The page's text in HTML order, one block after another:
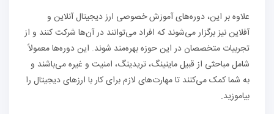
علاوه بر این، دوره‌های آموزش خصوصی ارز دیجیتال آنلاین و
آفلاین نیز برگزار می‌شوند که افراد می‌توانند در آن‌ها شرکت کنند و از
تجربیات متخصصان در این حوزه بهره‌مند شوند. این دوره‌ها معمولاً
شامل مباحثی از قبیل ماینینگ، تریدینگ، امنیت و غیره می‌باشند و
به شما کمک می‌کنند تا مهارت‌های لازم برای کار با ارزهای دیجیتال را
بیاموزید.